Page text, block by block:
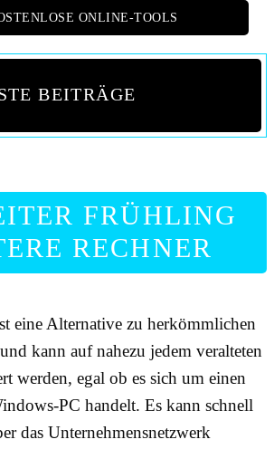
ONLINE-TOOLS
BEITRÄGE
FRÜHLING
RECHNER
eine Alternative zu herkömmlichen
kann auf nahezu jedem veralteten
werden, egal ob es sich um einen
PC handelt. Es kann schnell
das Unternehmensnetzwerk